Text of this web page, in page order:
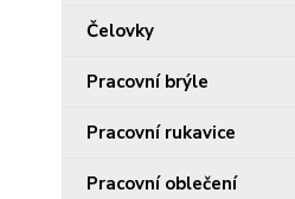
Čelovky
Pracovní brýle
Pracovní rukavice
Pracovní oblečení